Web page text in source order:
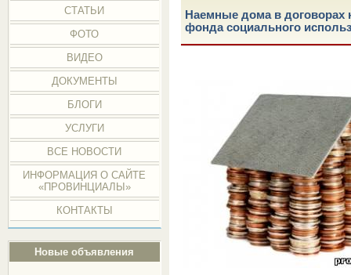
СТАТЬИ
ФОТО
ВИДЕО
ДОКУМЕНТЫ
БЛОГИ
УСЛУГИ
ВСЕ НОВОСТИ
ИНФОРМАЦИЯ О САЙТЕ
«ПРОВИНЦИАЛЫ»
КОНТАКТЫ
Новые объявления
Наемные дома в
фонда социального